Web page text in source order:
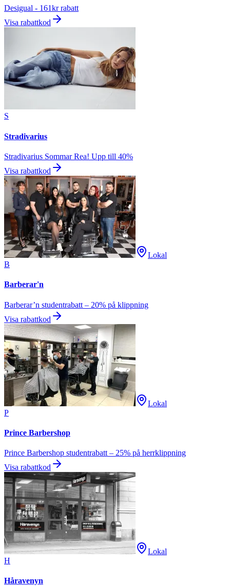
Desigual - 161kr rabatt
Visa rabattkod
S
Stradivarius
Stradivarius Sommar Rea! Upp till 40%
Visa rabattkod
Lokal
B
Barberar'n
Barberar’n studentrabatt – 20% på klippning
Visa rabattkod
Lokal
P
Prince Barbershop
Prince Barbershop studentrabatt – 25% på herrklippning
Visa rabattkod
Lokal
H
Håravenyn